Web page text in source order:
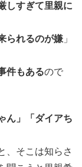
しすぎて里親に
られるのが嫌 」
件もあるので
ん」「ダイアち
、そこは知らさ